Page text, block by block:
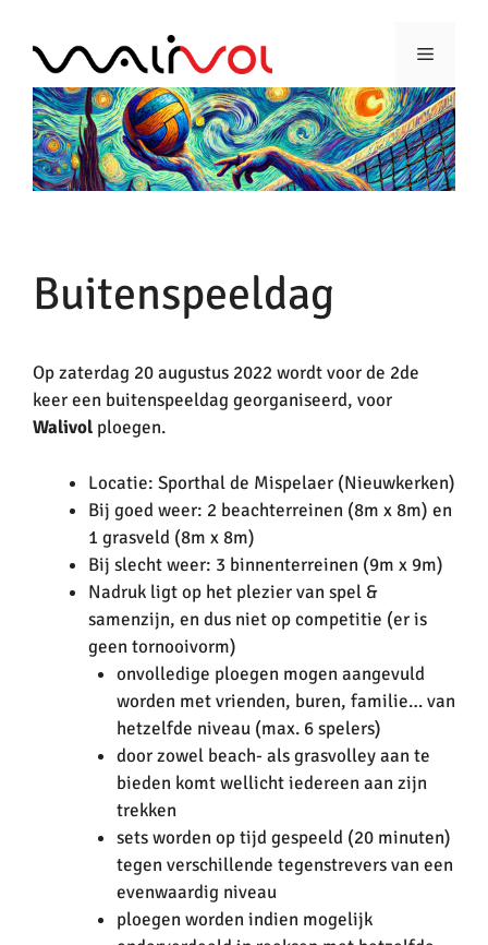
naar
inhoud
Menu
Buitenspeeldag
Op zaterdag 20 augustus 2022 wordt voor de 2de
keer een buitenspeeldag georganiseerd, voor
Walivol ploegen.
Locatie: Sporthal de Mispelaer (Nieuwkerken)
Bij goed weer: 2 beachterreinen (8m x 8m) en
1 grasveld (8m x 8m)
Bij slecht weer: 3 binnenterreinen (9m x 9m)
Nadruk ligt op het plezier van spel &
samenzijn, en dus niet op competitie (er is
geen tornooivorm)
onvolledige ploegen mogen aangevuld
worden met vrienden, buren, familie… van
hetzelfde niveau (max. 6 spelers)
door zowel beach- als grasvolley aan te
bieden komt wellicht iedereen aan zijn
trekken
sets worden op tijd gespeeld (20 minuten)
tegen verschillende tegenstrevers van een
evenwaardig niveau
ploegen worden indien mogelijk